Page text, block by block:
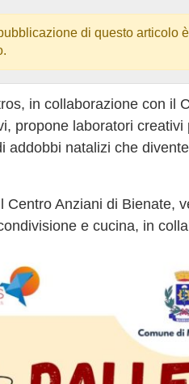
di questo articolo
in collaborazione con il
propone laboratori
addobbi natalizi che
Centro Anziani di Bienate,
e cucina, in